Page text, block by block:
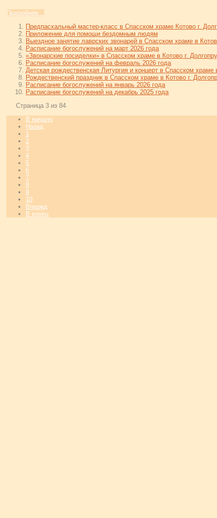
Подробнее...
Предпасхальный мастер-класс в Спасском храме Котово г.
Приложение для помощи бездомным людям
Выездное занятие лаврских звонарей в Спасском храме в
Расписание богослужений на март 2026 года
«Звонарские посиделки» в Спасском храме в Котово г.
Расписание богослужений на февраль 2026 года
Детская рождественская Литургия и концерт в Спасском храме
Рождественский праздник в Спасском храме в Котово г.
Расписание богослужений на январь 2026 года
Расписание богослужений на декабрь 2025 года
Страница 3 из 84
В начало
Назад
1
2
3
4
5
6
7
8
9
10
Вперед
В конец